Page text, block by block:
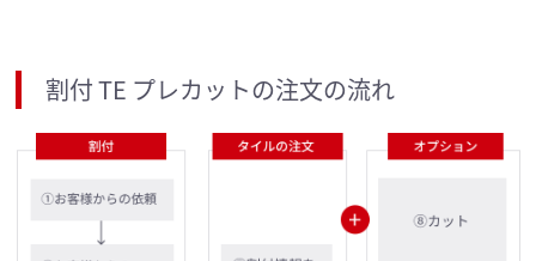
割付 TE プレカットの注文の流れ